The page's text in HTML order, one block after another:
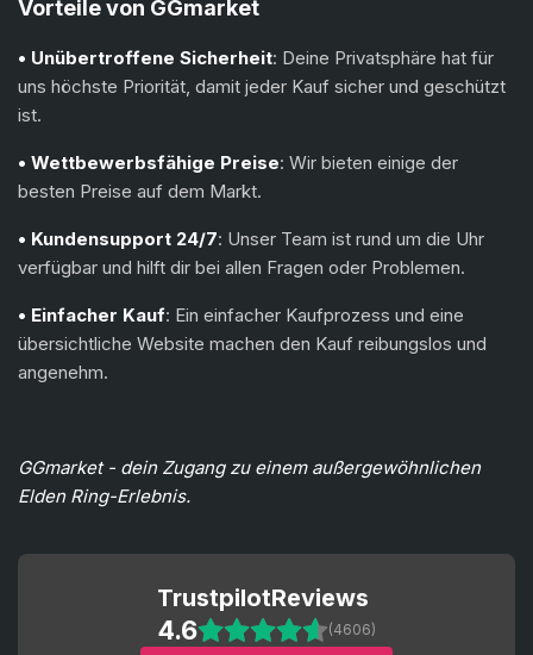
Vorteile von GGmarket
• Unübertroffene Sicherheit: Deine Privatsphäre hat für
uns höchste Priorität, damit jeder Kauf sicher und geschützt
ist.
• Wettbewerbsfähige Preise: Wir bieten einige der
besten Preise auf dem Markt.
• Kundensupport 24/7: Unser Team ist rund um die Uhr
verfügbar und hilft dir bei allen Fragen oder Problemen.
• Einfacher Kauf: Ein einfacher Kaufprozess und eine
übersichtliche Website machen den Kauf reibungslos und
angenehm.
GGmarket - dein Zugang zu einem außergewöhnlichen
Elden Ring-Erlebnis.
TrustpilotReviews
4.6 (4606)